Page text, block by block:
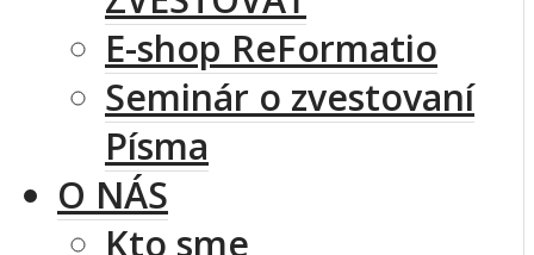
E-shop ReFormatio
Seminár o zvestovaní
Písma
O NÁS
Kto sme